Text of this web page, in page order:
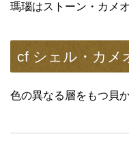
瑪瑙はストーン・カメ
cf シェル・カメ
色の異なる層をもつ貝